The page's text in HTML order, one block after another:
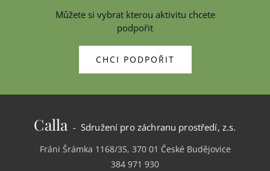
Můžete si vybrat kterou aktivitu chcete
podpořit
CHCI PODPOŘIT
Calla- Sdružení pro záchranu prostředí, z.s.
Fráni Šrámka 1168/35, 370 01 České Budějovice
384 971 930